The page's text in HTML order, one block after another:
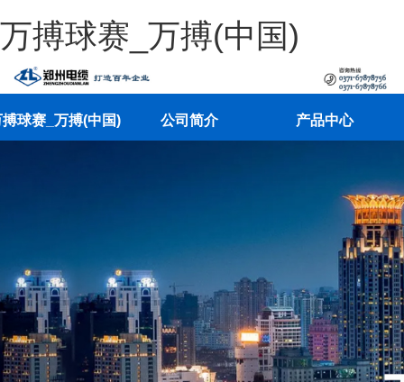
万搏球赛_万搏(中国)
球赛_万搏(中国) 公司简介 产品中心